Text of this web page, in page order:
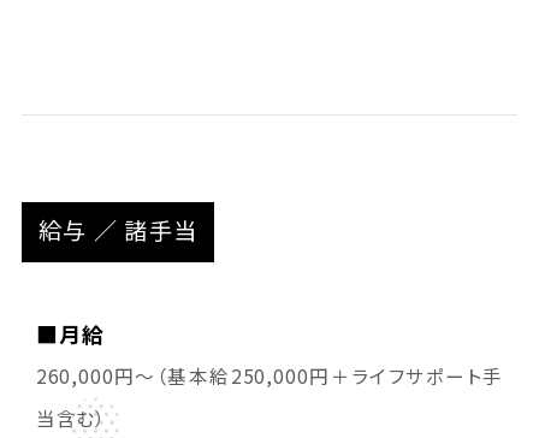
給与 ／ 諸手当
■月給
260,000円～（基本給250,000円＋ライフサポート手
当含む）